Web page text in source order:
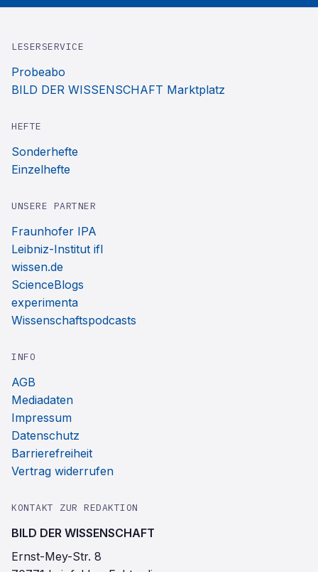
LESERSERVICE
Probeabo
BILD DER WISSENSCHAFT Marktplatz
HEFTE
Sonderhefte
Einzelhefte
UNSERE PARTNER
Fraunhofer IPA
Leibniz-Institut ifl
wissen.de
ScienceBlogs
experimenta
Wissenschaftspodcasts
INFO
AGB
Mediadaten
Impressum
Datenschutz
Barrierefreiheit
Vertrag widerrufen
KONTAKT ZUR REDAKTION
BILD DER WISSENSCHAFT
Ernst-Mey-Str. 8